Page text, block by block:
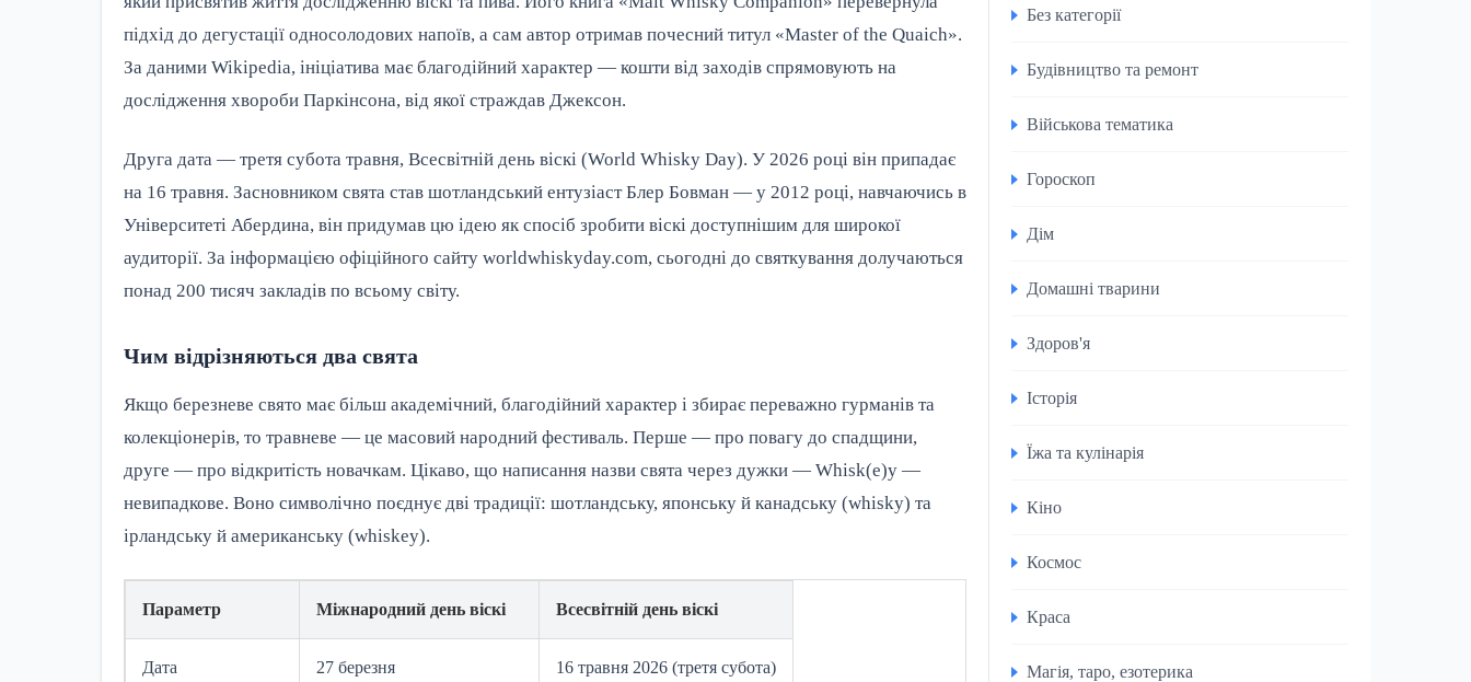
підхід до дегустації односолодових напоїв, а сам автор отримав почесний титул «Master of the Quaich».
За даними Wikipedia, ініціатива має благодійний характер — кошти від заходів спрямовують на
дослідження хвороби Паркінсона, від якої страждав Джексон.
Друга дата — третя субота травня, Всесвітній день віскі (World Whisky Day). У 2026 році він припадає
на 16 травня. Засновником свята став шотландський ентузіаст Блер Бовман — у 2012 році, навчаючись в
Університеті Абердина, він придумав цю ідею як спосіб зробити віскі доступнішим для широкої
аудиторії. За інформацією офіційного сайту worldwhiskyday.com, сьогодні до святкування долучаються
понад 200 тисяч закладів по всьому світу.
Чим відрізняються два свята
Якщо березневе свято має більш академічний, благодійний характер і збирає переважно гурманів та
колекціонерів, то травневе — це масовий народний фестиваль. Перше — про повагу до спадщини,
друге — про відкритість новачкам. Цікаво, що написання назви свята через дужки — Whisk(e)y —
невипадкове. Воно символічно поєднує дві традиції: шотландську, японську й канадську (whisky) та
ірландську й американську (whiskey).
Параметр Міжнародний день віскі Всесвітній день віскі
Дата 27 березня 16 травня 2026 (третя субота)
Без категорії
Будівництво та ремонт
Військова тематика
Гороскоп
Дім
Домашні тварини
Здоров'я
Історія
Їжа та кулінарія
Кіно
Космос
Краса
Магія, таро, езотерика